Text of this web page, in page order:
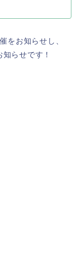
をお知らせし、
らせです！